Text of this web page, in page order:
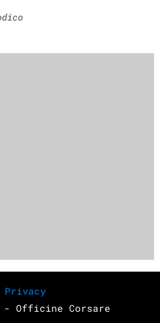
Privacy
- Officine Corsare